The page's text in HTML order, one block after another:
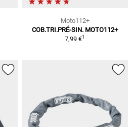
Moto112+
COB.TRI.PRÉ-SIN. MOTO112+
7,99 €1